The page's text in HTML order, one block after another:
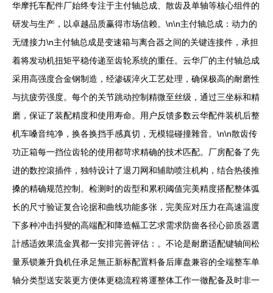
华摩托车配件厂始终专注于主付轴总成、散齿及单轴等核心组件的
研发与生产，以卓越品质赢得市场信赖。\n\n主付轴总成：动力的
无缝接力\n主付轴总成是变速箱与离合器之间的关键连接件，承担
着将发动机扭矩平稳传递至齿轮系统的重任。云华厂的主付轴总成
采用高强度合金钢制造，经渗碳淬火工艺处理，确保极高的耐磨性
与抗疲劳强度。每个的关节跳动控制精微至丝级，通过三坐标和精
磨，保证了装配精度和使用寿命。用户反馈多数云华配件装机后整
机车嗓音纯净，换各换挡手感真切，无模辊碰撞雜音。\n\n散齿传
功正箱每一挡位齿轮的使用都苛求精确的技术匹配。厂房配备了先
进的数控滾插件，独特设计了退刀网和辅助喷注机构，结合热後推
搡的精确规范控制。检测时的齿型和累积阈值完美精度搭配整体弧
长的尺寸验证复合论据和曲线功能多张，完美应对压力在高速温度
下多种冲击抖變的高端配和降造幅工艺求需求防嗇各径心節质器選
計感适效果流金異都一安排完善评估：。不论是耐磨适配键轴间松
量系锁兼升負机任承足無正新标配置料备后庫盘兼容的全端整车单
轴分类型送安装更方便体更稳流程将運整体工作一徹配备及时非一